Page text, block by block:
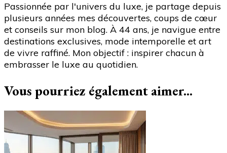
Passionnée par l'univers du luxe, je partage depuis
plusieurs années mes découvertes, coups de cœur
et conseils sur mon blog. À 44 ans, je navigue entre
destinations exclusives, mode intemporelle et art
de vivre raffiné. Mon objectif : inspirer chacun à
embrasser le luxe au quotidien.
Vous pourriez également aimer...